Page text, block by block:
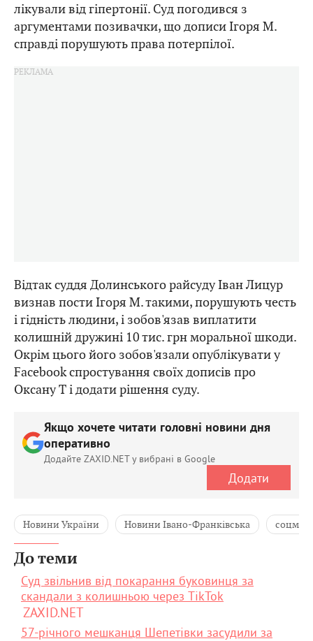
лікували від гіпертонії. Суд погодився з
аргументами позивачки, що дописи Ігоря М.
справді порушують права потерпілої.
Відтак суддя Долинського райсуду Іван Лицур
визнав пости Ігоря М. такими, порушують честь
і гідність людини, і зобов'язав виплатити
колишній дружині 10 тис. грн моральної шкоди.
Окрім цього його зобов'язали опублікувати у
Facebook спростування своїх дописів про
Оксану Т і додати рішення суду.
Якщо хочете читати головні новини дня
оперативно
Додайте ZAXID.NET у вибрані в Google
Додати
Новини України Новини Івано-Франківська
До теми
Суд звільнив від покарання буковинця за
скандали з колишньою через TikTok
ZAXID.NET
57-річного мешканця Шепетівки засудили за